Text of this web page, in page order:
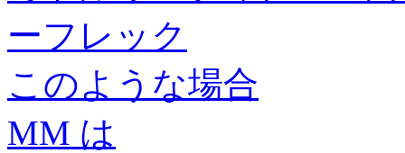
ーフレック
このような場合
MM は